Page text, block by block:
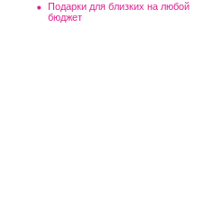
Подарки для близких на любой
бюджет